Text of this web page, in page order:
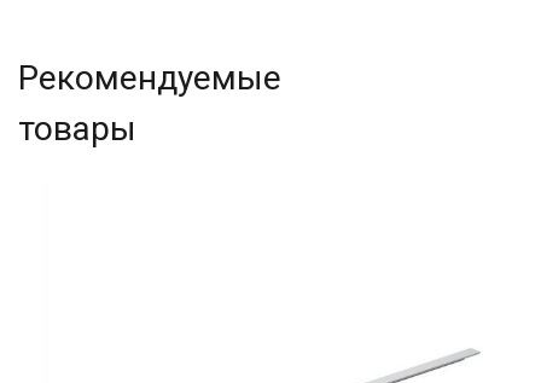
Рекомендуемые
товары